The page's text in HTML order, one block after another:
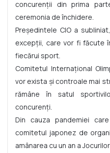
concurenţii din prima
ceremonia de închidere.
Preşedintele CIO a
excepţii, care vor fi făcute
fiecărui sport.
Comitetul Internaţional
vor exista şi controale mai
rămâne în satul
concurenţi.
Din cauza pandemiei
comitetul japonez de
amânarea cu un an a